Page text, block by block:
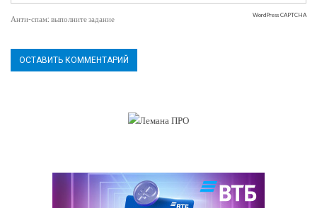
Анти-спам: выполните задание WordPress CAPTCHA